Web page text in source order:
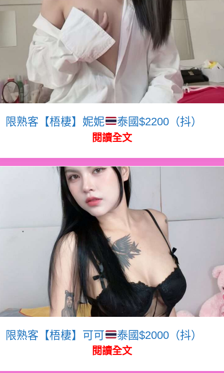
限熟客【梧棲】妮妮 泰國$2200（抖）
閱讀全文
限熟客【梧棲】可可 泰國$2000（抖）
閱讀全文